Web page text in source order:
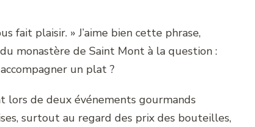
fait plaisir. » J’aime bien cette phrase,
monastère de Saint Mont à la question :
un plat ?
lors de deux événements gourmands
surtout au regard des prix des bouteilles,